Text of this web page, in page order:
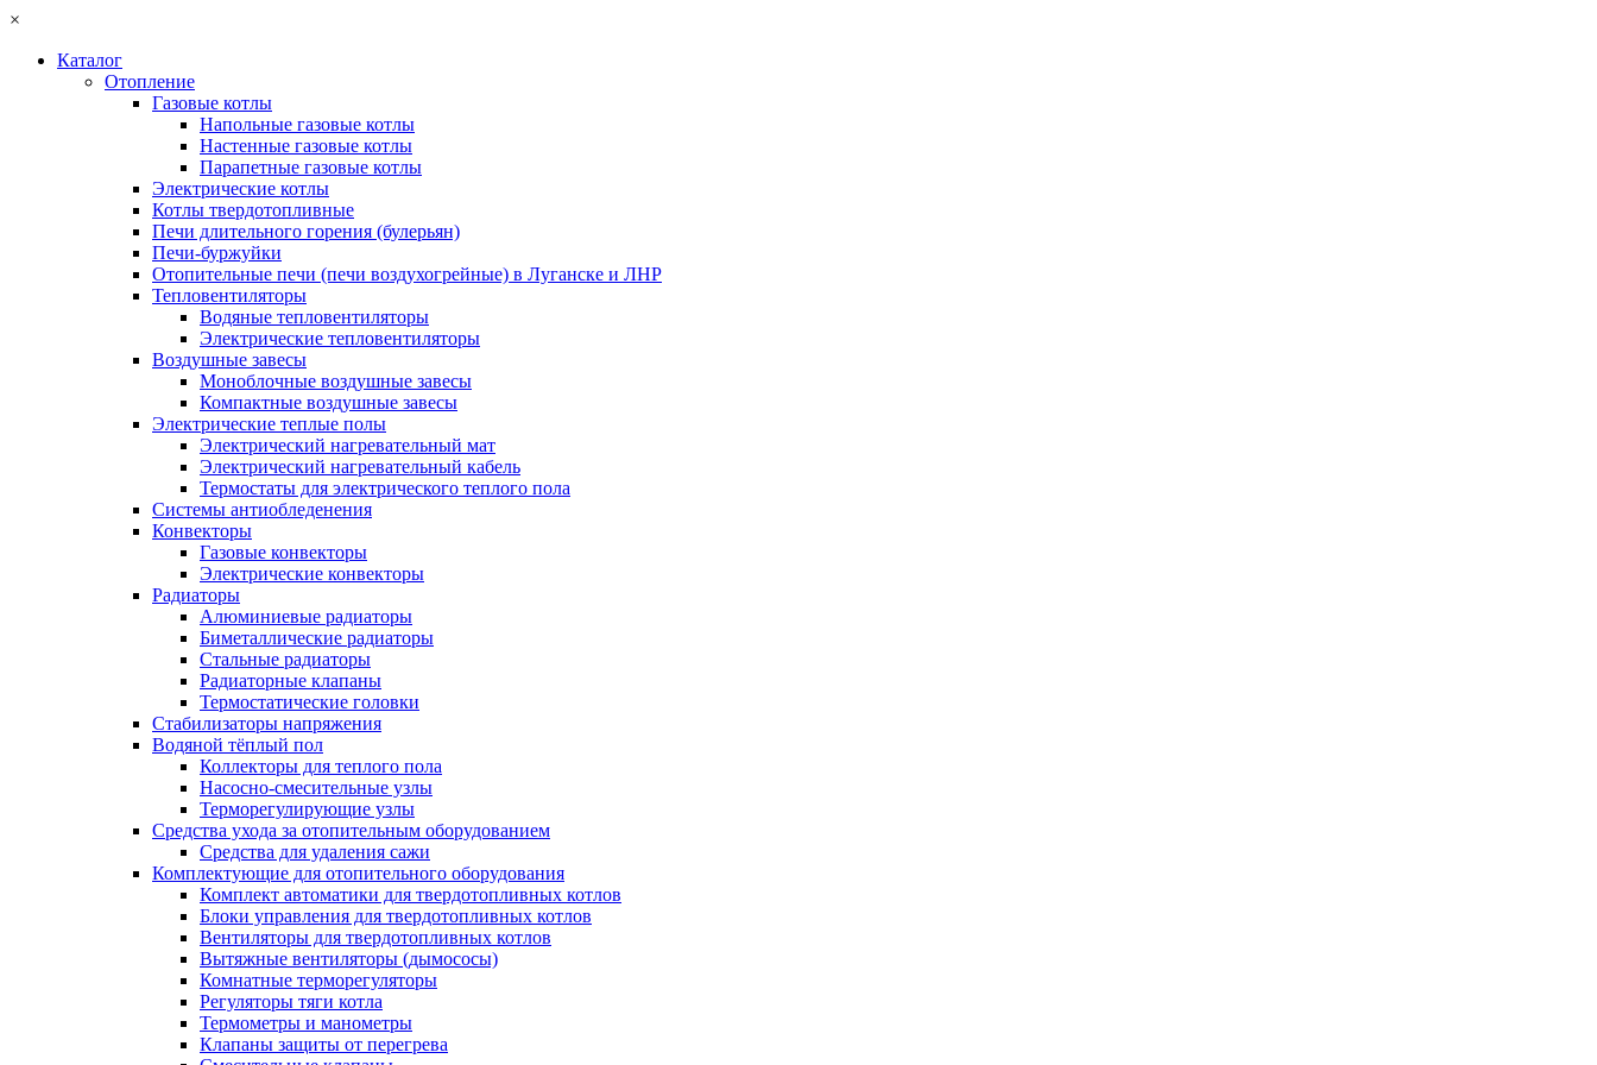
×
Каталог
Отопление
Газовые котлы
Напольные газовые котлы
Настенные газовые котлы
Парапетные газовые котлы
Электрические котлы
Котлы твердотопливные
Печи длительного горения (булерьян)
Печи-буржуйки
Отопительные печи (печи воздухогрейные) в Луганске и ЛНР
Тепловентиляторы
Водяные тепловентиляторы
Электрические тепловентиляторы
Воздушные завесы
Моноблочные воздушные завесы
Компактные воздушные завесы
Электрические теплые полы
Электрический нагревательный мат
Электрический нагревательный кабель
Термостаты для электрического теплого пола
Системы антиобледенения
Конвекторы
Газовые конвекторы
Электрические конвекторы
Радиаторы
Алюминиевые радиаторы
Биметаллические радиаторы
Стальные радиаторы
Радиаторные клапаны
Термостатические головки
Стабилизаторы напряжения
Водяной тёплый пол
Коллекторы для теплого пола
Насосно-смесительные узлы
Терморегулирующие узлы
Средства ухода за отопительным оборудованием
Средства для удаления сажи
Комплектующие для отопительного оборудования
Комплект автоматики для твердотопливных котлов
Блоки управления для твердотопливных котлов
Вентиляторы для твердотопливных котлов
Вытяжные вентиляторы (дымососы)
Комнатные терморегуляторы
Регуляторы тяги котла
Термометры и манометры
Клапаны защиты от перегрева